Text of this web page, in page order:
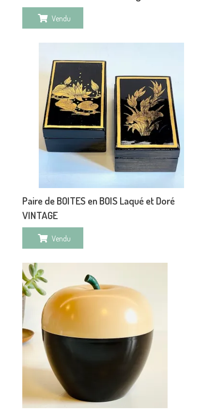
Vendu
Paire de BOITES en BOIS Laqué et Doré
VINTAGE
Vendu